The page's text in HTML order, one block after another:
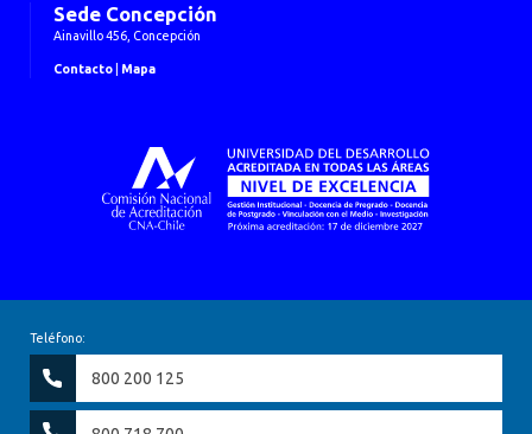
Sede Concepción
Ainavillo 456, Concepción
Contacto Mapa
Teléfono:
800 200 125